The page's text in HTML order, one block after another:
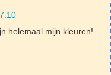
helemaal mijn kleuren!